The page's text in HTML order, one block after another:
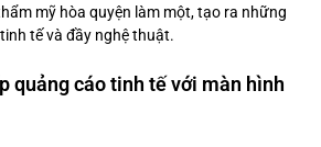
mỹ hòa quyện làm một, tạo ra những
tế và đầy nghệ thuật.
quảng cáo tinh tế với màn hình